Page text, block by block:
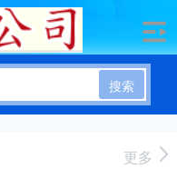
搜索
更多